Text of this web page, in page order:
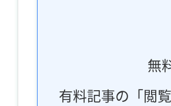
無
有料記事の「閲